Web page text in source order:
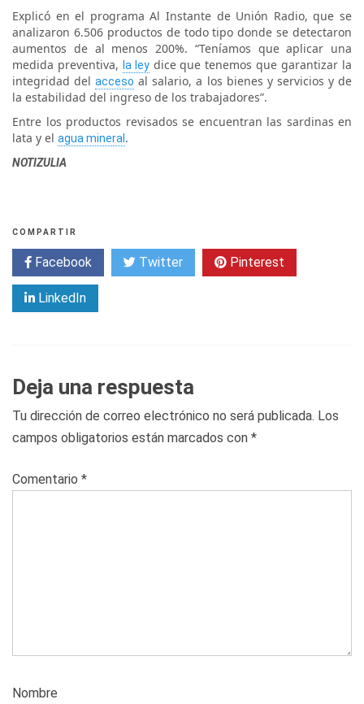
Explicó en el programa Al Instante de Unión Radio, que se
analizaron 6.506 productos de todo tipo donde se detectaron
aumentos de al menos 200%. “Teníamos que aplicar una
medida preventiva, la leydice que tenemos que garantizar la
integridad delacceso al salario, a los bienes y servicios y de
la estabilidad del ingreso de los trabajadores”.
Entre los productos revisados se encuentran las sardinas en
lata y el agua mineral .
NOTIZULIA
COMPARTIR
Facebook Twitter Pinterest
LinkedIn
Deja una respuesta
Tu dirección de correo electrónico no será publicada. Los
campos obligatorios están marcados con *
Comentario *
Nombre